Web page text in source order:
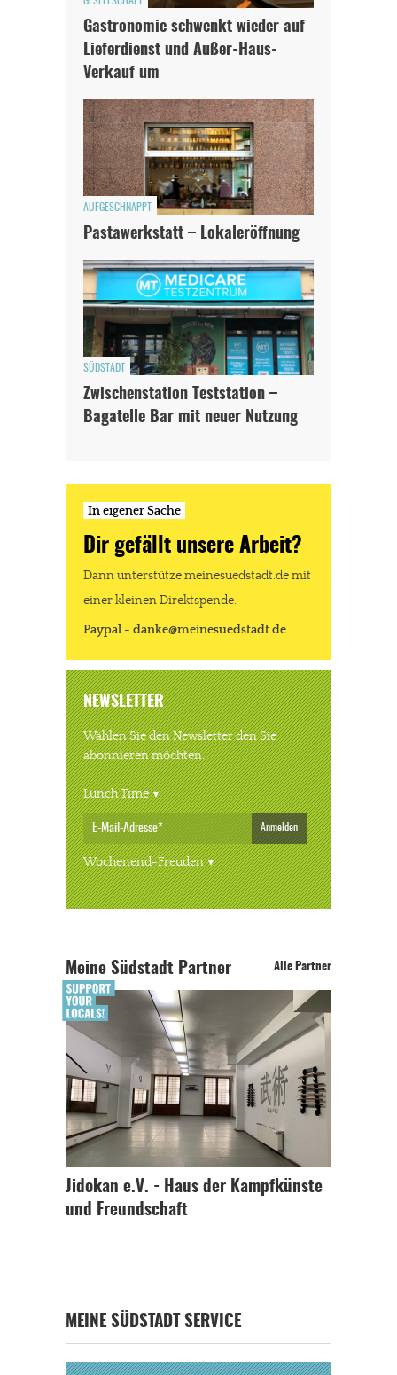
Gastronomie schwenkt wieder auf
Lieferdienst und Außer-Haus-
Verkauf um
AUFGESCHNAPPT
Pastawerkstatt – Lokaleröffnung
SÜDSTADT
Zwischenstation Teststation –
Bagatelle Bar mit neuer Nutzung
In eigener Sache
Dir gefällt unsere Arbeit?
Dann unterstütze meinesuedstadt.de mit
einer kleinen Direktspende.
Paypal - danke@meinesuedstadt.de
NEWSLETTER
Wählen Sie den Newsletter den Sie
abonnieren möchten.
Lunch Time
Anmelden
Wochenend-Freuden
Meine Südstadt Partner Alle Partner
Jidokan e.V. - Haus der Kampfkünste
und Freundschaft
MEINE SÜDSTADT SERVICE